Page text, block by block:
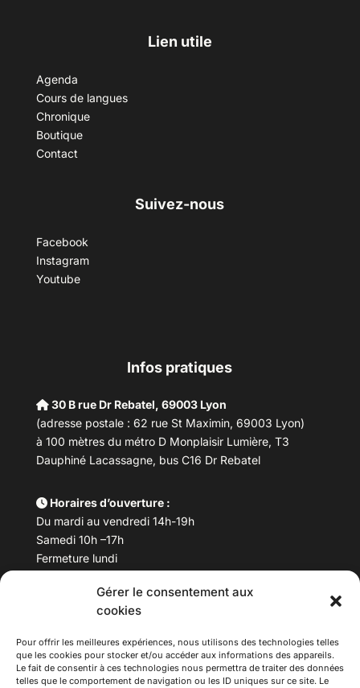
Gérer le consentement aux
cookies
Pour offrir les meilleures expériences, nous utilisons des technologies telles
que les cookies pour stocker et/ou accéder aux informations des appareils.
Le fait de consentir à ces technologies nous permettra de traiter des données
telles que le comportement de navigation ou les ID uniques sur ce site. Le
Lien utile
Agenda
Cours de langues
Chronique
Boutique
Contact
Suivez-nous
Facebook
Instagram
Youtube
Infos pratiques
30 B rue Dr Rebatel, 69003 Lyon
(adresse postale : 62 rue St Maximin, 69003 Lyon)
à 100 mètres du métro D Monplaisir Lumière, T3
Dauphiné Lacassagne, bus C16 Dr Rebatel
Horaires d’ouverture :
Du mardi au vendredi 14h-19h
Samedi 10h –17h
Fermeture lundi
Téléphone : 04 78 53 06 40
maisondesculturesasiatiques@asiexpo.com